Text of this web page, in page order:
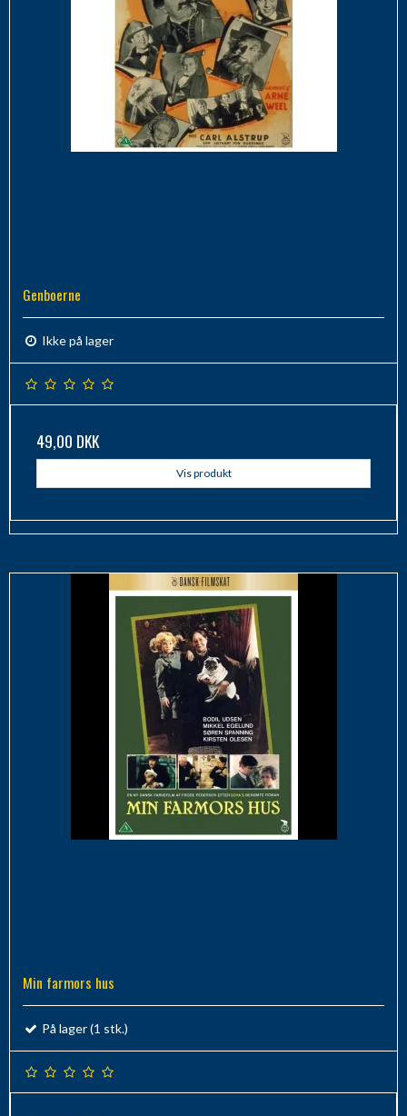
Genboerne
Ikke på lager
49,00 DKK
Vis produkt
Min farmors hus
På lager (1 stk.)